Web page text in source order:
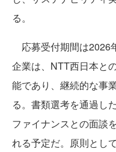
る。
応募受付期間は2026
企業は、NTT西日本と
能であり、継続的な事
る。書類選考を通過し
ファイナンスとの面談
れる予定だ。原則とし